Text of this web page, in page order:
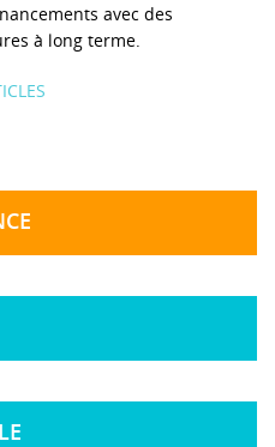
avec des
à long terme.